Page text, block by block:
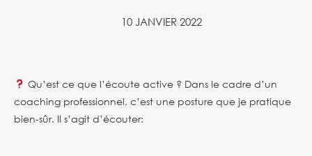
10 JANVIER 2022
Qu’est ce que l’écoute active ? Dans le cadre d’un
coaching professionnel, c’est une posture que je pratique
bien-sûr. Il s’agit d’écouter: